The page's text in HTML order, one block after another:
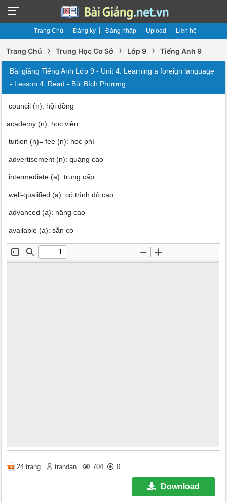
Trang Chủ Đăng ký Đăng nhập Upload Liên hệ
Trang Chủ › Trung Học Cơ Sở › Lớp 9 › Tiếng Anh 9
Bài giảng Tiếng Anh Lớp 9 - Unit 4: Learning a foreign language
- Lesson 4: Read - Bùi Bích Phượng
council (n): hội đồng
academy (n): học viện
tuition (n)= fee (n): học phí
advertisement (n): quảng cáo
intermediate (a): trung cấp
well-qualified (a): có trình độ cao
advanced (a): nâng cao
available (a): sẵn có
24 trang trandan 704 0
Download